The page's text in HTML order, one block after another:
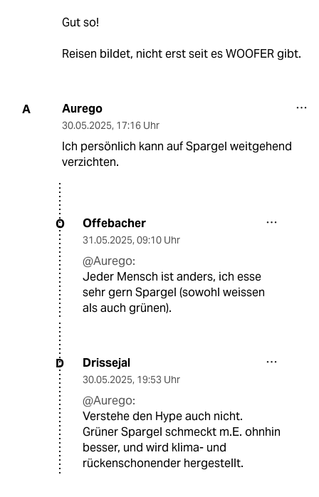
Gut so!
Reisen bildet, nicht erst seit es WOOFER gibt.
A Aurego
30.05.2025, 17:16 Uhr
Ich persönlich kann auf Spargel weitgehend
verzichten.
O Offebacher
31.05.2025, 09:10 Uhr
@Aurego:
Jeder Mensch ist anders, ich esse
sehr gern Spargel (sowohl weissen
als auch grünen).
D Drissejal
30.05.2025, 19:53 Uhr
@Aurego:
Verstehe den Hype auch nicht.
Grüner Spargel schmeckt m.E. ohnhin
besser, und wird klima- und
rückenschonender hergestellt.